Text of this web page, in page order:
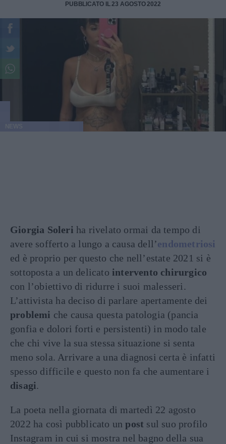
PUBBLICATO IL 23 AGOSTO 2022
Giorgia Soleri ha rivelato ormai da tempo di
avere sofferto a lungo a causa dell’endometriosi
ed è proprio per questo che nell’estate 2021 si è
sottoposta a un delicato intervento chirurgico
con l’obiettivo di ridurre i suoi malesseri.
L’attivista ha deciso di parlare apertamente dei
problemi che causa questa patologia (pancia
gonfia e dolori forti e persistenti) in modo tale
che chi vive la sua stessa situazione si senta
meno sola. Arrivare a una diagnosi certa è infatti
spesso difficile e questo non fa che aumentare i
disagi.
La poeta nella giornata di martedì 22 agosto
2022 ha così pubblicato unpost sul suo profilo
Instagram in cui si mostra nel bagno della sua